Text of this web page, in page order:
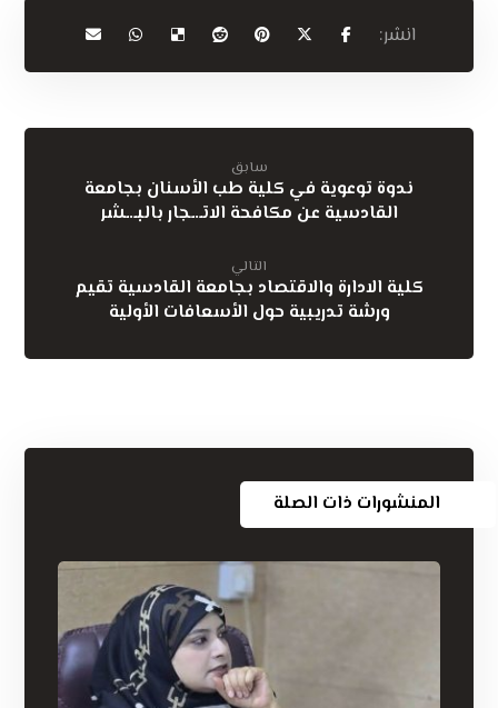
سابق
ندوة توعوية في كلية طب الأسنان بجامعة
القادسية عن مكافحة الاتـ.ـجار بالبـ.ـشر
التالي
كلية الادارة والاقتصاد بجامعة القادسية تقيم
ورشة تدريبية حول الأسعافات الأولية
المنشورات ذات الصلة